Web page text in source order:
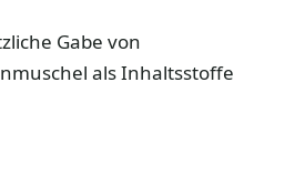
Gabe von
als Inhaltsstoffe